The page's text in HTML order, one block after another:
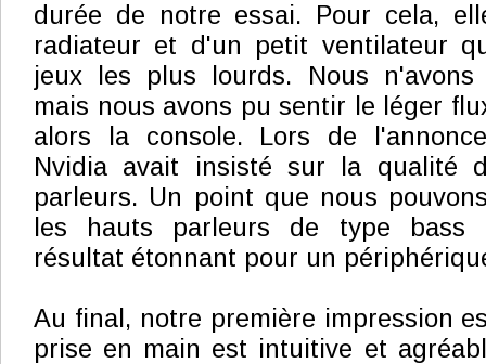
durée de notre essai. Pour cela,
radiateur et d'un petit ventilateur
jeux les plus lourds. Nous
mais nous avons pu sentir le léger
alors la console. Lors de
Nvidia avait insisté sur la qualité
parleurs. Un point que nous
les hauts parleurs de type bass
résultat étonnant pour un
Au final, notre première impression
prise en main est intuitive et